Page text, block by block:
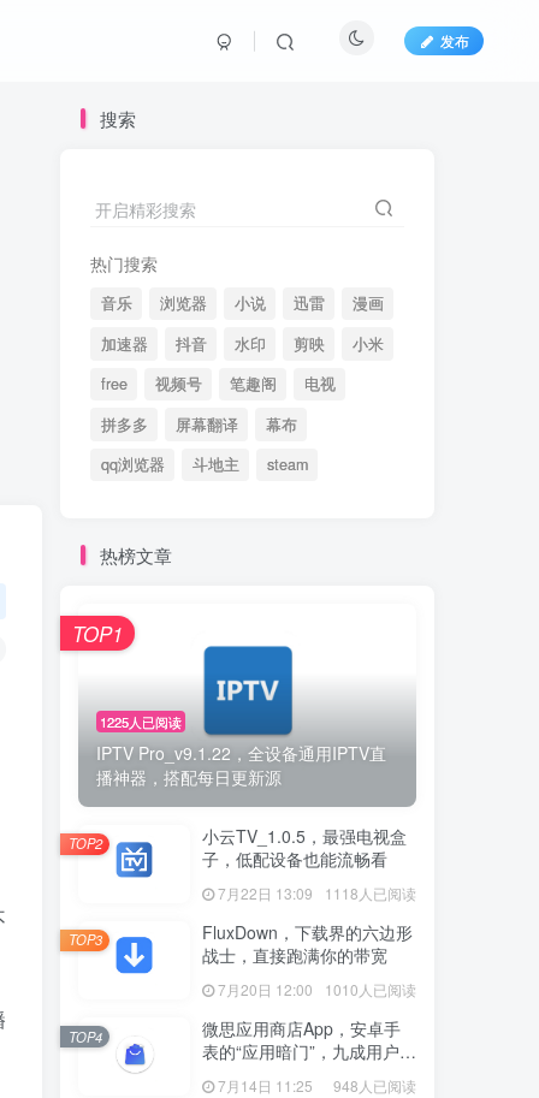
发布
搜索
开启精彩搜索
热门搜索
音乐 浏览器 小说 迅雷
漫画
加速器
抖音 水印 剪映
小米
free
视频号 笔趣阁
电视
拼多多
屏幕翻译
幕布
qq浏览器
斗地主 steam
热榜文章
1225人已阅读
IPTV Pro_v9.1.22，全设备通用IPTV直
播神器，搭配每日更新源
TOP1
小云TV_1.0.5，最强电视盒
子，低配设备也能流畅看
7月22日 13:09 1118人已阅读
TOP2
FluxDown，下载界的六边形
战士，直接跑满你的带宽
7月20日 12:00 1010人已阅读
TOP3
微思应用商店App，安卓手
表的“应用暗门”，九成用户还
没发现
7月14日 11:25 948人已阅读
TOP4